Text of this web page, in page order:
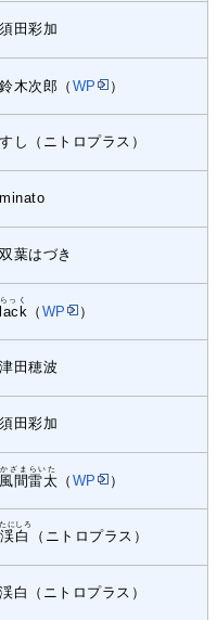
須田彩加
鈴木次郎（ WP ）
すし（ニトロプラス）
minato
双葉はづき
lack
らっく
（ WP ）
津田穂波
須田彩加
風間雷太
かざまらいた
（ WP ）
渓白
たにしろ
（ニトロプラス）
渓白（ニトロプラス）